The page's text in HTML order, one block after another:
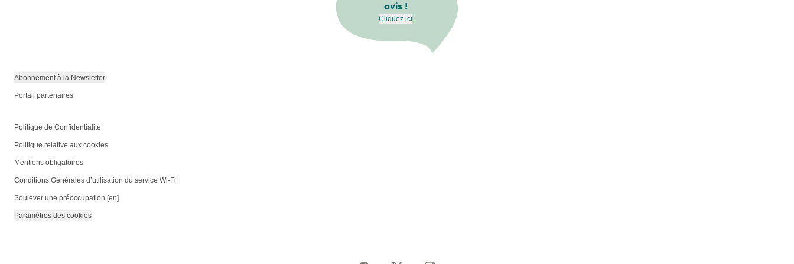
avis !
Cliquez ici
Abonnement à la Newsletter
Portail partenaires
Politique de Confidentialité
Politique relative aux cookies
Mentions obligatoires
Conditions Générales d’utilisation du service Wi-Fi
Soulever une préoccupation [en]
Paramètres des cookies